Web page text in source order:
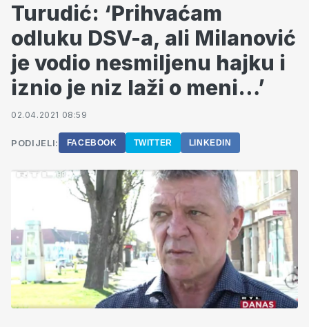
Turudić: ‘Prihvaćam
odluku DSV-a, ali Milanović
je vodio nesmiljenu hajku i
iznio je niz laži o meni…’
02.04.2021 08:59
PODIJELI: FACEBOOK TWITTER LINKEDIN